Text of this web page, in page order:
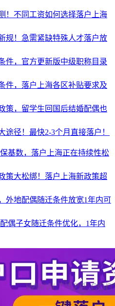
！不同工资如何选择落户上海
规！急需紧缺特殊人才落户放
件，官方更新版中级职称目录
件，落户上海各区补贴要求及
策，留学生回国后结婚配偶也
途径！最快2-3个月直接落户！
基数，落户上海正在持续性松
策大松绑！落户上海新政策超
外地配偶随迁条件放宽1年内可
偶子女随迁条件优化，1年内